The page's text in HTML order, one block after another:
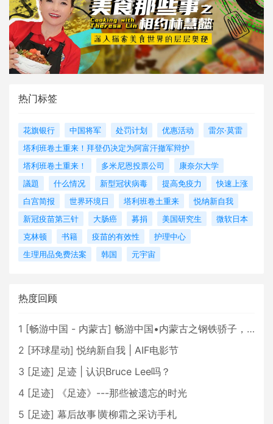
热门标签
花旗银行 中国将军 处罚计划 优惠活动
雷尔·莫雷
塔利班卷土重来！拜登仍决定为阿富汗撤军辩护
塔利班卷土重来！
多米尼恩投票公司
康奈尔大学
議題
什么情况 新型冠状病毒 提高免疫力
快速上涨
白宫简报
世界环境日 塔利班卷土重来
悦纳新自我
新冠疫苗第三针
大肠癌 募捐 美国研究生
微软日本
克林顿
书籍 疫苗的有效性
护理中心
生理用品免费法案
韩国 元宇宙
热度回顾
1 [畅游中国 - 内蒙古] 畅游中国•内蒙古之钢铁骄子，魅力包头
2 [环球星动] 悦纳新自我 | AIF电影节
3 [足迹] 足迹 | 认识Bruce Lee吗？
4 [足迹]
《足迹》---那些被遗忘的时光
5 [足迹] 幕后故事∣黄柳霜之采访手札